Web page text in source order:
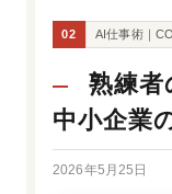
02 AI仕事術｜
熟練者
中小企業
2026年5月25日